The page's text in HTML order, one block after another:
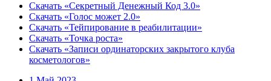
Скачать «Секретный Денежный Код 3.0»
Скачать «Голос может 2.0»
Скачать «Тейпирование в реабилитации»
Скачать «Точка роста»
Скачать «Записи ординаторских закрытого клуба
косметологов»